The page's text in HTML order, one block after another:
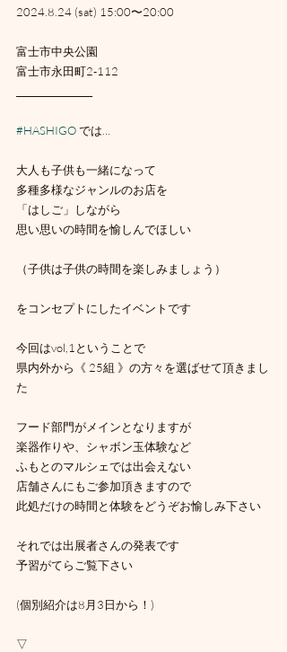
2024.8.24 (sat) 15:00〜20:00
富士市中央公園
富士市永田町2-112
#HASHIGO では…
大人も子供も一緒になって
多種多様なジャンルのお店を
「はしご」しながら
思い思いの時間を愉しんでほしい
（子供は子供の時間を楽しみましょう）
をコンセプトにしたイベントです
今回はvol,1ということで
県内外から《 25組 》の方々を選ばせて頂きまし
た
フード部門がメインとなりますが
楽器作りや、シャボン玉体験など
ふもとのマルシェでは出会えない
店舗さんにもご参加頂きますので
此処だけの時間と体験をどうぞお愉しみ下さい
それでは出展者さんの発表です
予習がてらご覧下さい
(個別紹介は8月3日から！)
▽